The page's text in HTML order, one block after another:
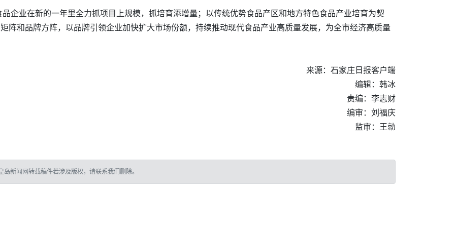
企业在新的一年里全力抓项目上规模，抓培育添增量；以传统优势食品产区和地方特色食品产业培育为契
阵和品牌方阵，以品牌引领企业加快扩大市场份额，持续推动现代食品产业高质量发展，为全市经济高质量
来源：石家庄日报客户端
编辑：韩冰
责编：李志财
编审：刘福庆
监审：王勍
新闻网转载稿件若涉及版权，请联系我们删除。